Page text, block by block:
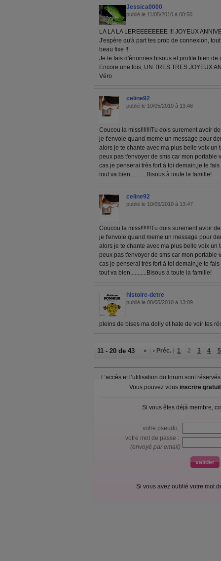
Jessica0000
publié le 11/05/2010 à 00:50
LA LA LA LEREEEEEEEE !!! JOYEUX
J'espère qu'à part tes prob de connexion,
beau fixe !!
Je te fais d'énormes bisous et profite bien de
Encore une fois, UN TRES TRES JOYEUX
Véro
celine92
publié le 10/05/2010 à 13:48
Coucou la miss!!!!!!!Tu dois surement avoir
je t'envoie quand meme un message pour
alors je te chante avec ma plus belle voix un
peux pas t'envoyer de sms car mon portable
cas je penserai très fort à toi demain,je te
tout va bien...........Bisous à toute la famille!
celine92
publié le 10/05/2010 à 13:47
Coucou la miss!!!!!!!Tu dois surement avoir
je t'envoie quand meme un message pour
alors je te chante avec ma plus belle voix un
peux pas t'envoyer de sms car mon portable
cas je penserai très fort à toi demain,je te
tout va bien...........Bisous à toute la famille!
histoire-detre
publié le 08/05/2010 à 13:09
pleins de bises ma dolly et hate de voir tes
11 - 20 de 43 « ‹ Préc. 1 2 3 4 5
L’accès et l’utilisation du forum sont
Vous pouvez vous inscrire
Si vous êtes déjà membre,
votre pseudo :
votre mot de passe :
(envoyé par email)
Si vous avez oublié votre mot